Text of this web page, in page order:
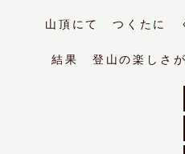
山頂にて つくたに
結果 登山の楽しさが